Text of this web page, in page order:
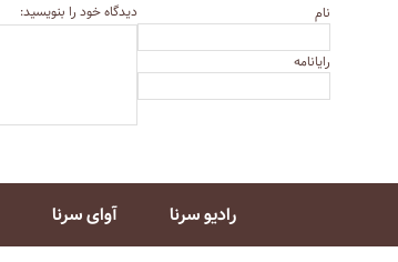
نام
رایانامه
دیدگاه خود را بنویسید:
رادیو سرنا آوای سرنا